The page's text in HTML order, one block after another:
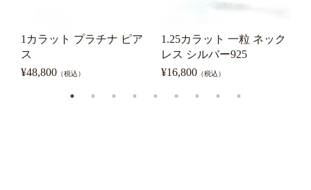
1カラット プラチナ ピア
ス
¥48,800 （税込）
1.25カラット 一粒 ネック
レス シルバー925
¥16,800 （税込）